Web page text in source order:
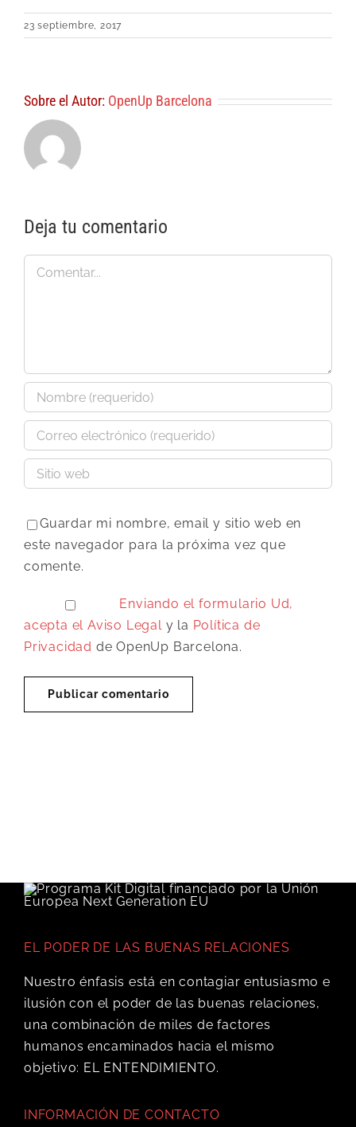
23 septiembre, 2017
Sobre el Autor: OpenUp Barcelona
Deja tu comentario
Comentar
Guardar mi nombre, email y sitio web en
este navegador para la próxima vez que
comente.
Enviando el formulario Ud,
acepta elAviso Legaly la Política de
Privacidad de OpenUp Barcelona.
EL PODER DE LAS BUENAS RELACIONES
Nuestro énfasis está en contagiar entusiasmo e
ilusión con el poder de las buenas relaciones,
una combinación de miles de factores
humanos encaminados hacia el mismo
objetivo: EL ENTENDIMIENTO.
INFORMACIÓN DE CONTACTO